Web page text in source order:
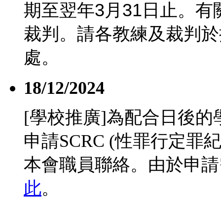
期至翌年3月 31 日止。
裁判。請各教練及裁判
處。
18/12/2024
[學校推廣]為配合日後的
申請SCRC (性罪行定罪
本會職員聯絡。由於申
此。